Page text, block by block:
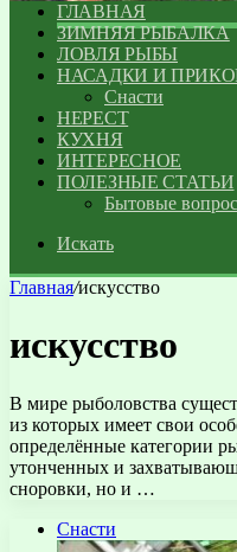
ГЛАВНАЯ
ЗИМНЯЯ РЫБАЛКА
ЛОВЛЯ РЫБЫ
НАСАДКИ И
Снасти
НЕРЕСТ
КУХНЯ
ИНТЕРЕСНОЕ
ПОЛЕЗНЫЕ СТАТЬИ
Бытовые
Искать
Главная/искусство
искусство
В мире рыболовства
из которых имеет свои
определённые категории
утонченных и
сноровки, но и …
Снасти